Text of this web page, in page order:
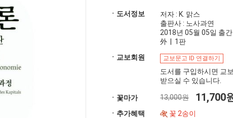
ㆍ도서정보
저자 : K. 맑스
출판사 : 노사과연
2018년 05월 05일 출
外 | 1판
ㆍ교보회원
교보문고 ID 연결하기
도서를 구입하시면 교
받으실 수 있습니다.
ㆍ꽃마가 13,000원 11,700
ㆍ추가혜택 꽃 2송이